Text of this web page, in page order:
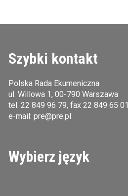
Szybki kontakt
Polska Rada Ekumeniczna
ul. Willowa 1, 00-790 Warszawa
tel. 22 849 96 79, fax 22 849 65 01
e-mail: pre@pre.pl
Wybierz język